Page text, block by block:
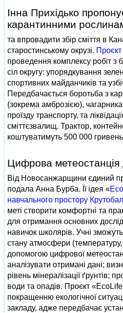
Інна Прихідько
карантинними
та впровадити збір сміття в
старостинському окрузі. Проєкт
проведення комплексу робіт з
сіл округу: упорядкування
спортивних майданчиків та
Передбачається боротьба з
(зокрема амброзією),
проїзду транспорту, та
сміттєзвалищ. Трактор,
коштуватимуть 500 000
Цифрова метеостанція
Від Новосанжарщини єдиний
подала Анна Бурба. Її ідея «
навчального простору
меті створити комфортні та
для отримання основних
навичок школярів. Учні
стану атмосфери (температуру,
допомогою цифрової
аналізувати отримані дані;
рівень мінералізації ґрунтів;
води та опадів. Проєкт
покращенню екологічної
закладу, адже передбачає